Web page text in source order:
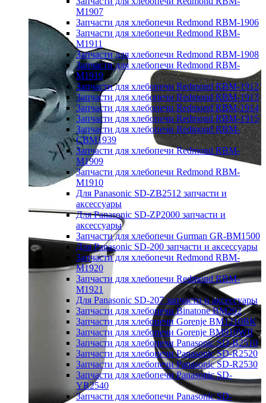
M1907
Запчасти для хлебопечи Redmond RBM-1906
Запчасти для хлебопечи Redmond RBM-
M1911
Запчасти для хлебопечи Redmond RBM-1908
Запчасти для хлебопечи Redmond RBM-
M1919
Запчасти для хлебопечи Redmond RBM-1912
Запчасти для хлебопечи Redmond RBM-1913
Запчасти для хлебопечи Redmond RBM-1914
Запчасти для хлебопечи Redmond RBM-1915
Запчасти для хлебопечи Redmond RBM-
CBM1939
Запчасти для хлебопечи Redmond RBM-
M1909
Запчасти для хлебопечи Redmond RBM-
M1910
Для Panasonic SD-ZB2512 запчасти и
аксессуары
Для Panasonic SD-ZP2000 запчасти и
аксессуары
Запчасти для хлебопечи Gurman GR-BM1500
Для Panasonic SD-200 запчасти и аксессуары
Запчасти для хлебопечи Redmond RBM-
M1920
Запчасти для хлебопечи Redmond RBM-
M1921
Для Panasonic SD-207 запчасти и аксессуары
Запчасти для хлебопечи Binatone BM202
Запчасти для хлебопечи Gorenje BM1210BK
Запчасти для хлебопечи Gorenje BM910WII
Запчасти для хлебопечи Panasonic SD-B2510
Запчасти для хлебопечи Panasonic SD-R2520
Запчасти для хлебопечи Panasonic SD-R2530
Запчасти для хлебопечи Panasonic SD-
YR2540
Запчасти для хлебопечи Panasonic SD-